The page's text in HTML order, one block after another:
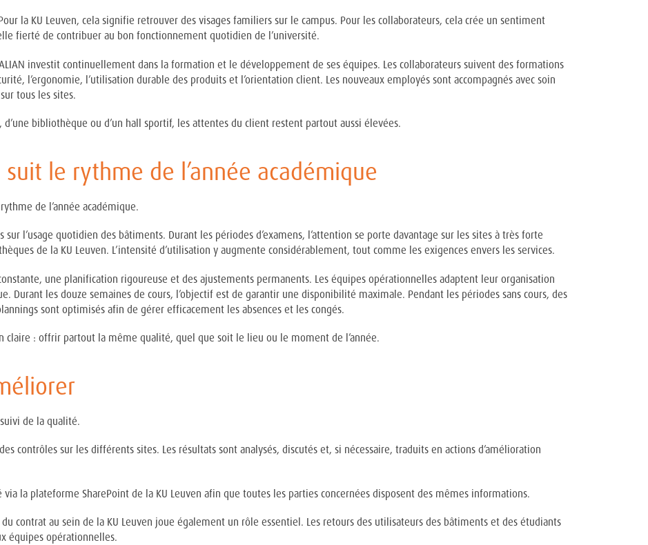
la KU Leuven, cela signifie retrouver des visages familiers sur le campus. Pour les collaborateurs, cela crée un sentiment
fierté de contribuer au bon fonctionnement quotidien de l’université.
investit continuellement dans la formation et le développement de ses équipes. Les collaborateurs suivent des formations
l’ergonomie, l’utilisation durable des produits et l’orientation client. Les nouveaux employés sont accompagnés avec soin
tous les sites.
d’une bibliothèque ou d’un hall sportif, les attentes du client restent partout aussi élevées.
le rythme de l’année académique
de l’année académique.
sur l’usage quotidien des bâtiments. Durant les périodes d’examens, l’attention se porte davantage sur les sites à très forte
de la KU Leuven. L’intensité d’utilisation y augmente considérablement, tout comme les exigences envers les services.
une planification rigoureuse et des ajustements permanents. Les équipes opérationnelles adaptent leur organisation
Durant les douze semaines de cours, l’objectif est de garantir une disponibilité maximale. Pendant les périodes sans cours, des
sont optimisés afin de gérer efficacement les absences et les congés.
: offrir partout la même qualité, quel que soit le lieu ou le moment de l’année.
de la qualité.
contrôles sur les différents sites. Les résultats sont analysés, discutés et, si nécessaire, traduits en actions d’amélioration
la plateforme SharePoint de la KU Leuven afin que toutes les parties concernées disposent des mêmes informations.
contrat au sein de la KU Leuven joue également un rôle essentiel. Les retours des utilisateurs des bâtiments et des étudiants
équipes opérationnelles.